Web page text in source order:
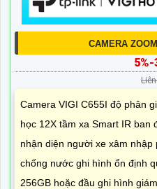
CAMERA
5%-
Camera VIGI C655I độ phân
học 12X tầm xa Smart IR ban
nhận diện người xe xâm nhập
chống nước ghi hình ổn định
256GB hoặc đầu ghi hình